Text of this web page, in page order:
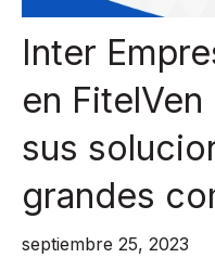
Inter
en
sus
grandes
septiembre 25, 2023